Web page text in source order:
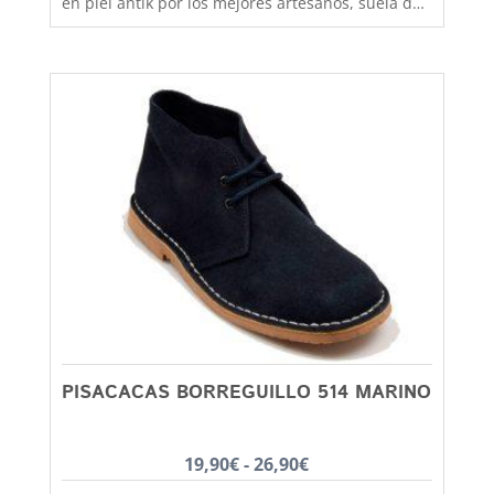
goma antideslizante que aislara tu pie del frío y
utilizarlo tanto para colegio como para vestir más
formal y lo mismo chicos que chicas. El castellano
con la suela de goma lo tenemos disponible
desde la talla 35 a la 41. En Capitán Malaspina
zapatos mas baratos y de mejor calidad.
PISACACAS BORREGUILLO 514 MARINO
19,90€ - 26,90€Rango